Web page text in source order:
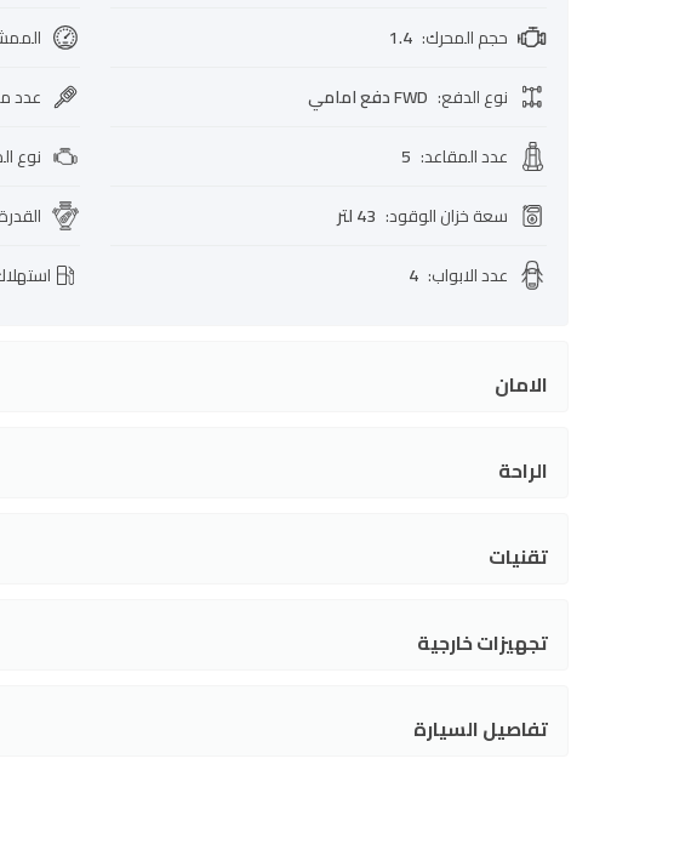
حجم المحرك:
1.4
نوع الدفع: FWD دفع امامي عدد
عدد المقاعد:
5 نوع
سعة خزان الوقود: 43 لتر
عدد الابواب:
4
الامان
الراحة
تقنيات
تجهيزات خارجية
تفاصيل السيارة